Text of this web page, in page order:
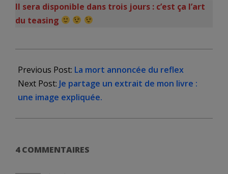
Il sera disponible dans trois jours : c’est ça l’art
du teasing
09-
04
Previous Post: La mort annoncée du reflex
Next Post: Je partage un extrait de mon livre :
une image expliquée.
4 COMMENTAIRES